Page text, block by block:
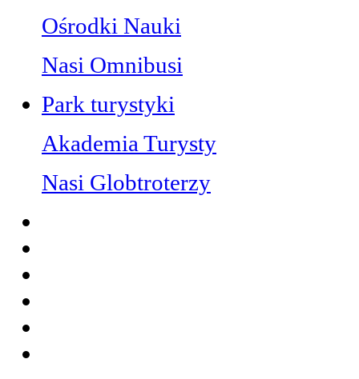
Ośrodki Nauki
Nasi Omnibusi
Park turystyki
Akademia Turysty
Nasi Globtroterzy